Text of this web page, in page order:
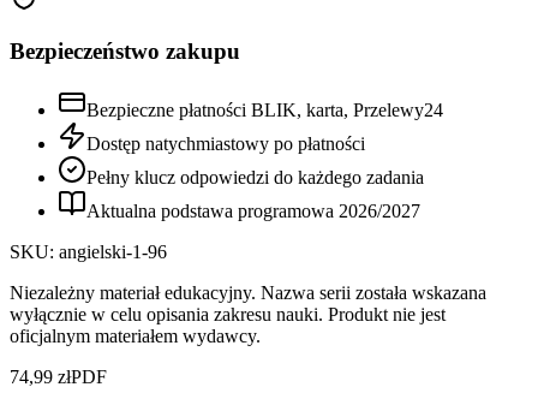
Bezpieczeństwo zakupu
Bezpieczne płatności BLIK, karta, Przelewy24
Dostęp natychmiastowy po płatności
Pełny klucz odpowiedzi do każdego zadania
Aktualna podstawa programowa 2026/2027
SKU: angielski-1-96
Niezależny materiał edukacyjny. Nazwa serii została wskazana
wyłącznie w celu opisania zakresu nauki. Produkt nie jest
oficjalnym materiałem wydawcy.
74,99 złPDF